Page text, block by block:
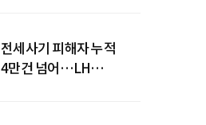
전세사기 피해자 누적
4만건 넘어…LH